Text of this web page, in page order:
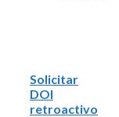
Solicitar
DOI
retroactivo